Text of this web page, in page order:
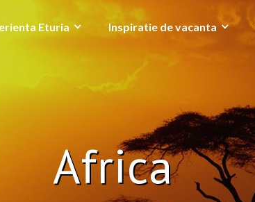
Eturia Inspiratie de vacanta
Africa